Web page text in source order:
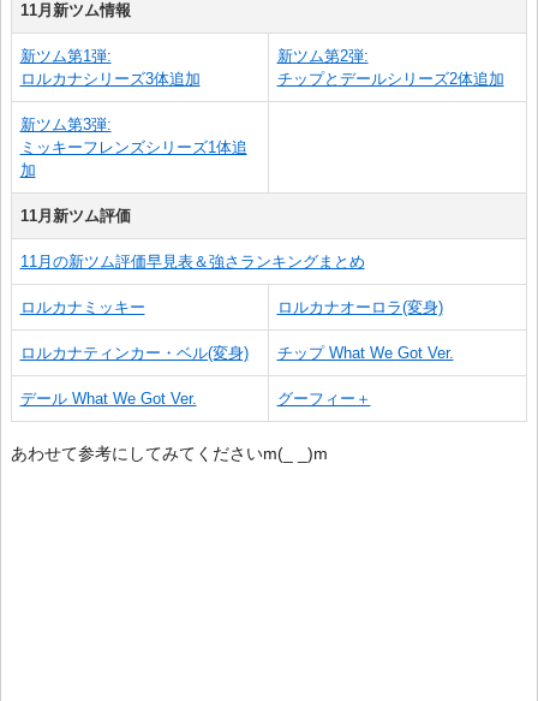
11月新ツム情報
新ツム第1弾:
ロルカナシリーズ3体追加
新ツム第2弾:
チップとデールシリーズ2体追加
新ツム第3弾:
ミッキーフレンズシリーズ1体追
加
11月新ツム評価
11月の新ツム評価早見表＆強さランキングまとめ
ロルカナミッキー ロルカナオーロラ(変身)
ロルカナティンカー・ベル(変身) チップ What We Got Ver.
デール What We Got Ver. グーフィー＋
あわせて参考にしてみてくださいm(_ _)m